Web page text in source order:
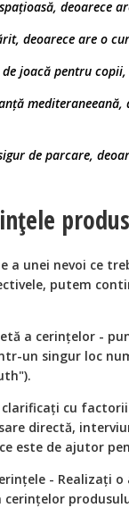
deoarece
deoarece are o
joacă pentru
de parcare,
a unei nevoi ce
putem
a cerințelor -
un singur loc
cu
directă,
este de ajutor
- Realizați o